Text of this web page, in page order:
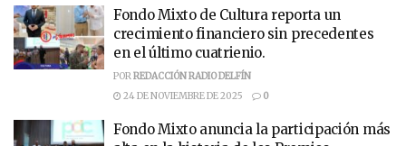
Fondo Mixto de Cultura reporta un
crecimiento financiero sin precedentes
en el último cuatrienio.
PORREDACCIÓN RADIO DELFÍN
24 DE NOVIEMBRE DE 2025
0
Fondo Mixto anuncia la participación más